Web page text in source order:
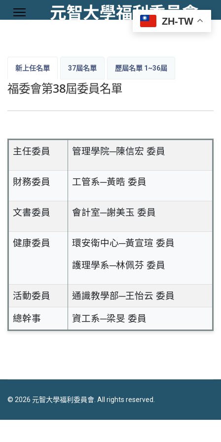
ZH-TW
新上任名單 37屆名單 歷屆名單 1~36屆
福委會第38屆委員名單
主任委員 管理學院─陳信宏 委員
財務委員 工管系─黃晧 委員
文書委員 會計室─謝美玉 委員
健康委員 環安衛中心─黃宣瑄 委員
護理學系─林佩芬 委員
活動委員 通識教學部─王怡云 委員
總幹事 資工系─梁旻 委員
© 2026 元智大學福利委員會. All rights reserved.